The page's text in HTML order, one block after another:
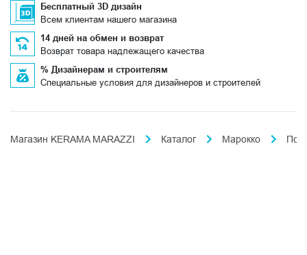
Бесплатный 3D дизайн
Всем клиентам нашего магазина
14 дней на обмен и возврат
Возврат товара надлежащего качества
% Дизайнерам и строителям
Специальные условия для дизайнеров и строителей
Магазин KERAMA MARAZZI Каталог Марокко